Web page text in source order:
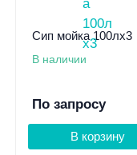
Сип мойка 100лх3
В наличии
По запросу
В корзину